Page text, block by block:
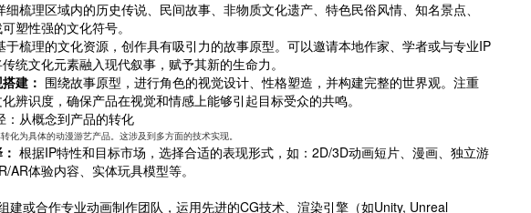
细梳理区域内的历史传说、民间故事、非物质文化遗产、特色民俗风情、知名景点、
塑性强的文化符号。
于梳理的文化资源，创作具有吸引力的故事原型。可以邀请本地作家、学者或与专业IP
统文化元素融入现代叙事，赋予其新的生命力。
建： 围绕故事原型，进行角色的视觉设计、性格塑造，并构建完整的世界观。注重
辨识度，确保产品在视觉和情感上能够引起目标受众的共鸣。
：从概念到产品的转化
化为具体的动漫游艺产品。这涉及到多方面的技术实现。
根据IP特性和目标市场，选择合适的表现形式，如：2D/3D动画短片、漫画、独立游
AR体验内容、实体玩具模型等。
建或合作专业动画制作团队，运用先进的CG技术、渲染引擎（如Unity, Unreal